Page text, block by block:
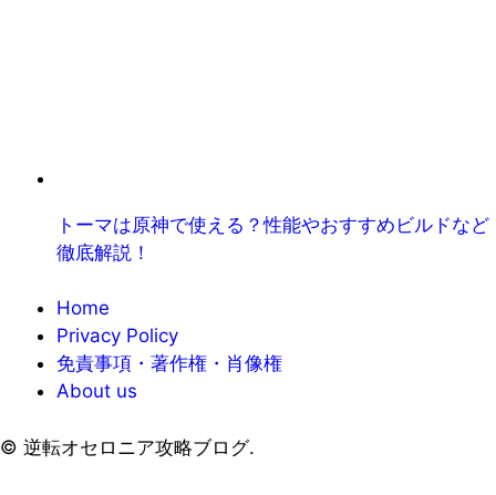
トーマは原神で使える？性能やおすすめビルドなど
徹底解説！
Home
Privacy Policy
免責事項・著作権・肖像権
About us
© 逆転オセロニア攻略ブログ.